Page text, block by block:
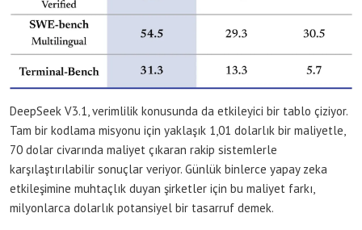
DeepSeek V3.1, verimlilik konusunda da etkileyici bir tablo çiziyor.
Tam bir kodlama misyonu için yaklaşık 1,01 dolarlık bir maliyetle,
70 dolar civarında maliyet çıkaran rakip sistemlerle
karşılaştırılabilir sonuçlar veriyor. Günlük binlerce yapay zeka
etkileşimine muhtaçlık duyan şirketler için bu maliyet farkı,
milyonlarca dolarlık potansiyel bir tasarruf demek.